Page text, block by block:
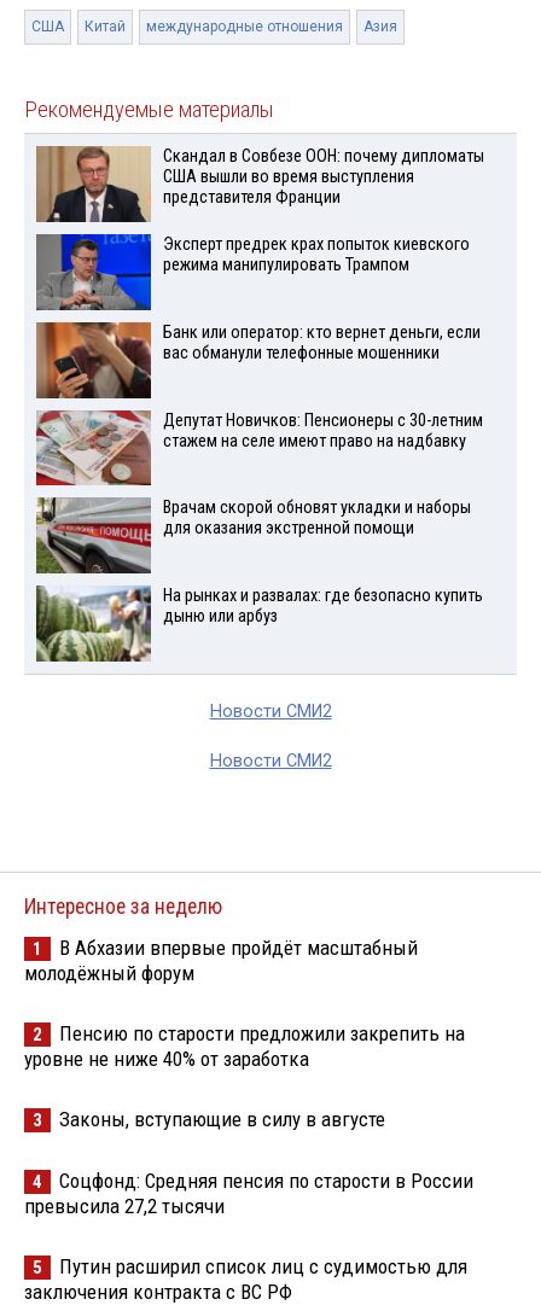
США Китай международные отношения Азия
Рекомендуемые материалы
Скандал в Совбезе ООН: почему дипломаты
США вышли во время выступления
представителя Франции
Эксперт предрек крах попыток киевского
режима манипулировать Трампом
Банк или оператор: кто вернет деньги, если
вас обманули телефонные мошенники
Депутат Новичков: Пенсионеры с 30-летним
стажем на селе имеют право на надбавку
Врачам скорой обновят укладки и наборы
для оказания экстренной помощи
На рынках и развалах: где безопасно купить
дыню или арбуз
Новости СМИ2
Новости СМИ2
Интересное за неделю
1
В Абхазии впервые пройдёт масштабный
молодёжный форум
2
Пенсию по старости предложили закрепить на
уровне не ниже 40% от заработка
3 Законы, вступающие в силу в августе
4
Соцфонд: Средняя пенсия по старости в России
превысила 27,2 тысячи
5
Путин расширил список лиц с судимостью для
заключения контракта с ВС РФ